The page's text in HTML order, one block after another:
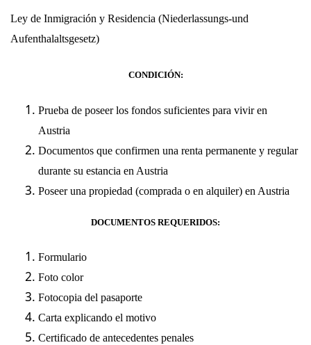
Ley de Inmigración y Residencia (Niederlassungs-und
Aufenthalaltsgesetz)
CONDICIÓN:
Prueba de poseer los fondos suficientes para vivir en
Austria
Documentos que confirmen una renta permanente y regular
durante su estancia en Austria
Poseer una propiedad (comprada o en alquiler) en Austria
DOCUMENTOS REQUERIDOS:
Formulario
Foto color
Fotocopia del pasaporte
Carta explicando el motivo
Certificado de antecedentes penales